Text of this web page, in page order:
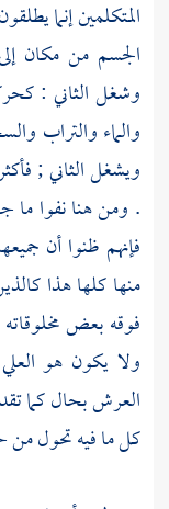
المتكلمين إنما
الجسم من مكان
وشغل الثاني :
والماء والتراب
ويشغل الثاني ;
. ومن هنا نفوا
فإنهم ظنوا أن
منها كلها هذا
فوقه بعض
ولا يكون هو
العرش بحال كما
كل ما فيه تحول من